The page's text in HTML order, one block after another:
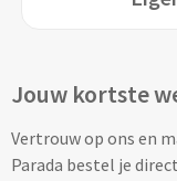
Picknickmanden
Plunjezakken
Kantoor
Parker
Stilolinea
Jouw kortste
Vertrouw op ons en
Parada bestel je